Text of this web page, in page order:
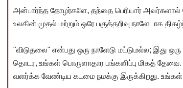
அன்பார்ந்த தோழர்களே, தந்தை பெரியார் அவர்களால்
உலகின் முதல் மற்றும் ஒரே பகுத்தறிவு நாளேடாக
"விடுதலை" என்பது ஒரு நாளேடு மட்டுமல்ல;
தொடர, உங்கள் பொருளாதார பங்களிப்பு மிகத்
வளர்க்க வேண்டிய கடமை நமக்கு இருக்கிறது.